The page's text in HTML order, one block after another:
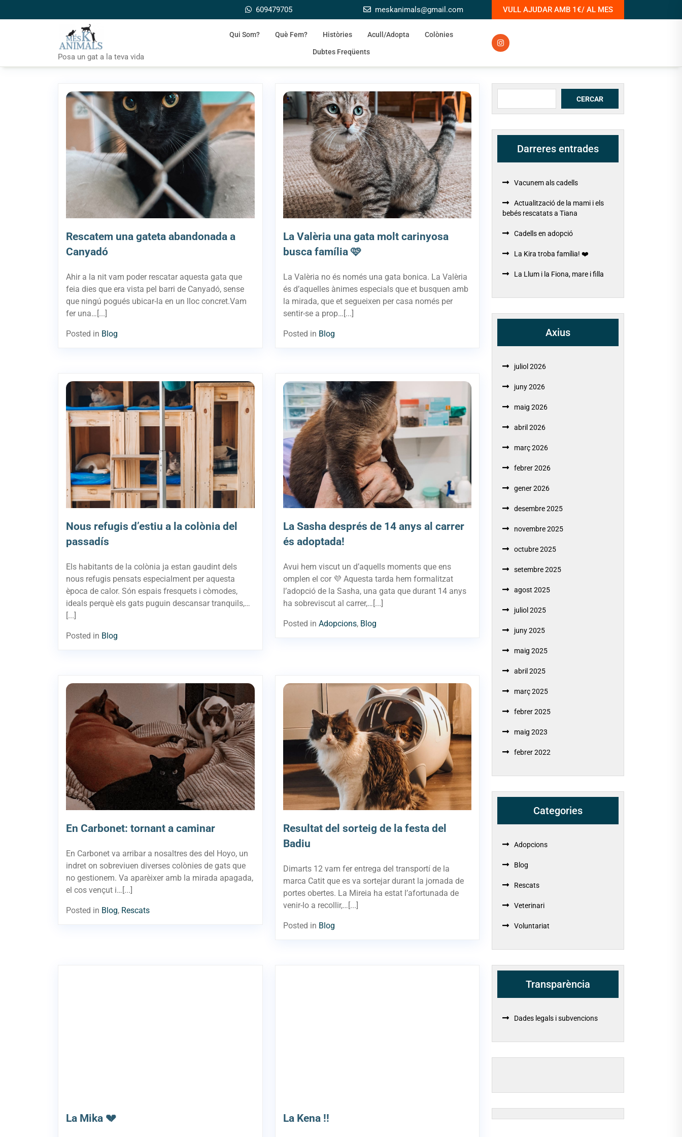
to
609479705 meskanimals@gmail.com VULL AJUDAR AMB 1€/ AL MES
Posa un gat a la teva vida
Qui Som? Què Fem? Històries Acull/Adopta Colònies
Dubtes Freqüents
Rescatem una gateta abandonada a
Canyadó
Ahir a la nit vam poder rescatar aquesta gata que
feia dies que era vista pel barri de Canyadó, sense
que ningú pogués ubicar-la en un lloc concret.Vam
fer una…[...]
Posted in Blog
La Valèria una gata molt carinyosa
busca família 🩷
La Valèria no és només una gata bonica. La Valèria
és d’aquelles ànimes especials que et busquen amb
la mirada, que et segueixen per casa només per
sentir-se a prop…[...]
Posted in Blog
Nous refugis d’estiu a la colònia del
passadís
Els habitants de la colònia ja estan gaudint dels
nous refugis pensats especialment per aquesta
època de calor. Són espais fresquets i còmodes,
ideals perquè els gats puguin descansar tranquils,…
[...]
Posted in Blog
La Sasha després de 14 anys al carrer
és adoptada!
Avui hem viscut un d’aquells moments que ens
omplen el cor 💜 Aquesta tarda hem formalitzat
l’adopció de la Sasha, una gata que durant 14 anys
ha sobreviscut al carrer,…[...]
Posted in Adopcions, Blog
En Carbonet: tornant a caminar
En Carbonet va arribar a nosaltres des del Hoyo, un
indret on sobreviuen diverses colònies de gats que
no gestionem. Va aparèixer amb la mirada apagada,
el cos vençut i…[...]
Posted in Blog, Rescats
Resultat del sorteig de la festa del
Badiu
Dimarts 12 vam fer entrega del transportí de la
marca Catit que es va sortejar durant la jornada de
portes obertes. La Mireia ha estat l’afortunada de
venir-lo a recollir,…[...]
Posted in Blog
La Mika 💔 La Kena !!
Cerca CERCAR
Darreres entrades
Vacunem als cadells
Actualització de la mami i els
bebés rescatats a Tiana
Cadells en adopció
La Kira troba família! ❤️
La Llum i la Fiona, mare i filla
Axius
juliol 2026
juny 2026
maig 2026
abril 2026
març 2026
febrer 2026
gener 2026
desembre 2025
novembre 2025
octubre 2025
setembre 2025
agost 2025
juliol 2025
juny 2025
maig 2025
abril 2025
març 2025
febrer 2025
maig 2023
febrer 2022
Categories
Adopcions
Blog
Rescats
Veterinari
Voluntariat
Transparència
Dades legals i subvencions